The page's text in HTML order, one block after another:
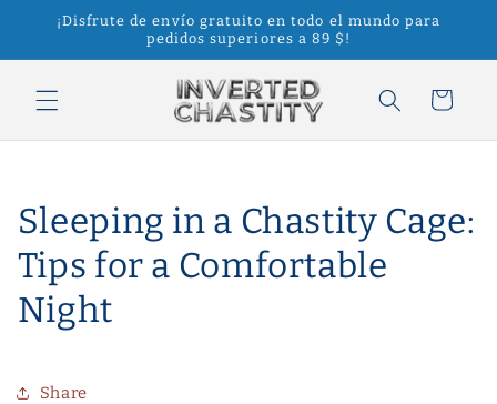
directamente
¡Disfrute de envío gratuito en todo el mundo para
pedidos superiores a 89 $!
Carrito
Sleeping in a Chastity Cage:
Tips for a Comfortable
Night
Share